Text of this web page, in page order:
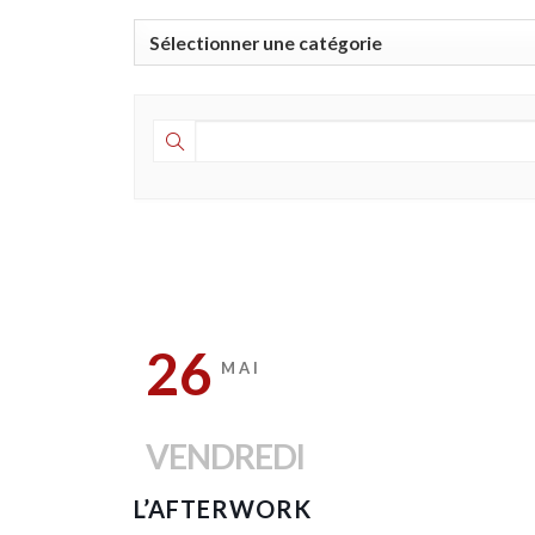
Catégories
26 MAI
VENDREDI
L’AFTERWORK